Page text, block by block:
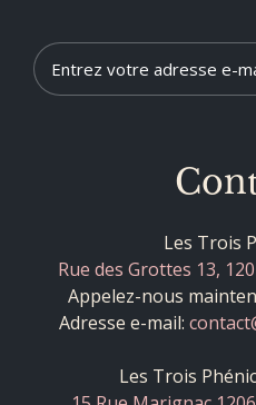
Les Trois
Rue des Grottes 13,
Appelez-nous
Adresse e-mail:
Les Trois